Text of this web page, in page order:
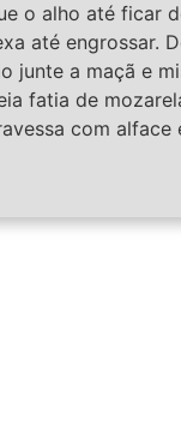
o alho até ficar
até engrossar.
junte a maçã e
fatia de
com